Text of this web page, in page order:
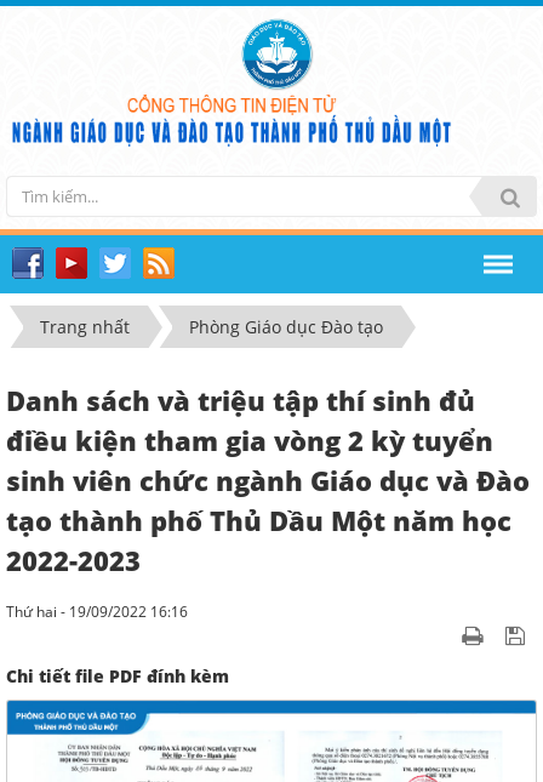
Trang nhất Phòng Giáo dục Đào tạo
Danh sách và triệu tập thí sinh đủ
điều kiện tham gia vòng 2 kỳ tuyển
sinh viên chức ngành Giáo dục và Đào
tạo thành phố Thủ Dầu Một năm học
2022-2023
Thứ hai - 19/09/2022 16:16
Chi tiết file PDF đính kèm